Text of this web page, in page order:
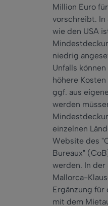
Million Euro
vorschreibt. In
wie den USA
niedrig
Unfalls
höhere
ggf. aus
werden
einzelnen
Website des
Bureaux"
werden. In
Mallorca-
Ergänzung für
mit dem